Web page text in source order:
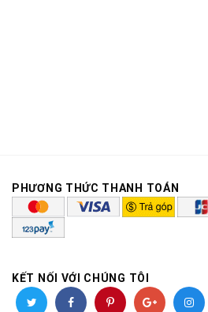
PHƯƠNG THỨC THANH TOÁN
KẾT NỐI VỚI CHÚNG TÔI